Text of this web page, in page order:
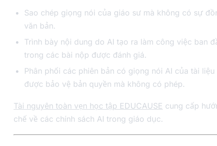
Sao chép giọng nói của giáo sư mà không có sự
văn bản.
Trình bày nội dung do AI tạo ra làm công việc ban
trong các bài nộp được đánh giá.
Phân phối các phiên bản có giọng nói AI của tài
được bảo vệ bản quyền mà không có phép.
Tài nguyên toàn vẹn học tập EDUCAUSE cung cấp
chế về các chính sách AI trong giáo dục.